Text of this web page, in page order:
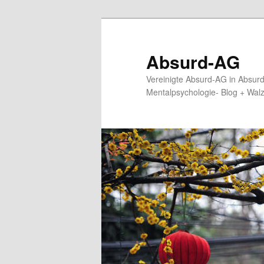
Absurd-AG
Vereinigte Absurd-AG in
Mentalpsychologie- Blog +